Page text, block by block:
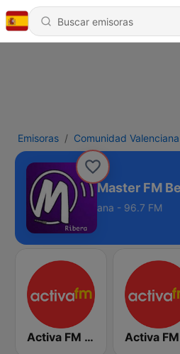
Emisoras Comunidad Valenciana
Master FM
Comunidad Valenciana - 96.7 FM
Activa FM - Benidorm